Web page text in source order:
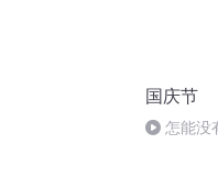
国庆节
怎能没